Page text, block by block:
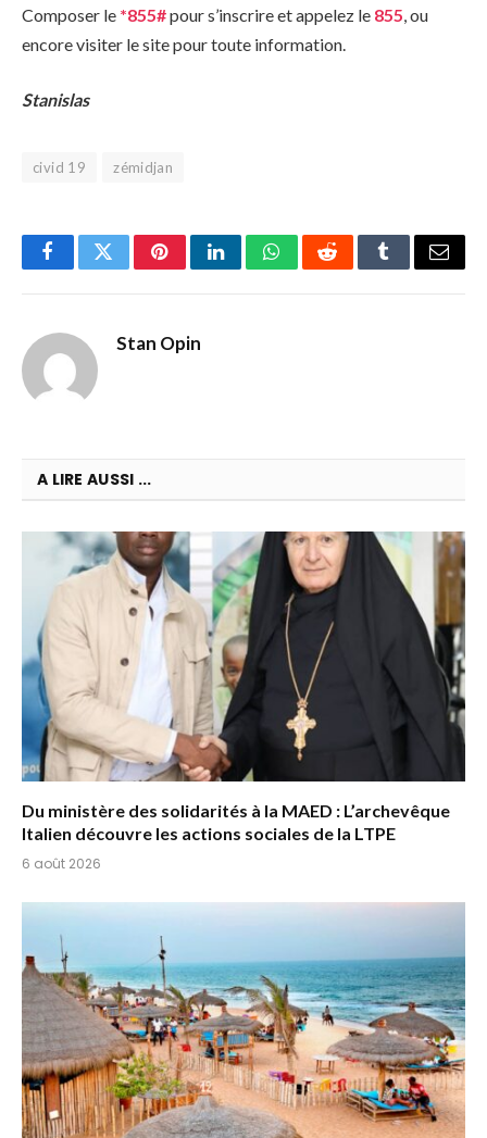
Composer le *855#pour s’inscrire et appelez le 855 , ou
encore visiter le site pour toute information.
Stanislas
civid 19 zémidjan
FacebookTwitterPinterestLinkedInWhatsAppRedditTumblrEmail
Stan Opin
A LIRE AUSSI ...
Du ministère des solidarités à la MAED : L’archevêque
Italien découvre les actions sociales de la LTPE
6 août 2026